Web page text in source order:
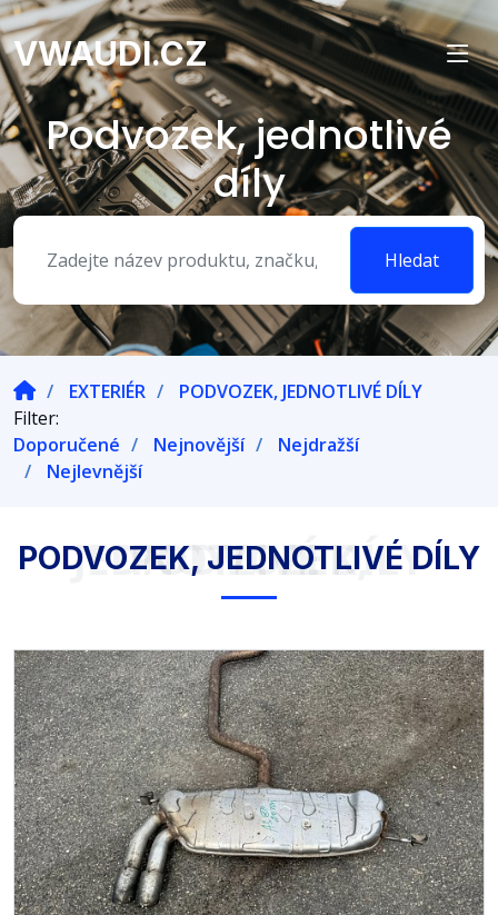
VWAUDI.CZ
Podvozek, jednotlivé
díly
Hledat
EXTERIÉR
PODVOZEK, JEDNOTLIVÉ DÍLY
Filter:
Doporučené
Nejnovější
Nejdražší
Nejlevnější
PODVOZEK, JEDNOTLIVÉ DÍLY
PODVOZEK, JEDNOTLIVÉ DÍLY